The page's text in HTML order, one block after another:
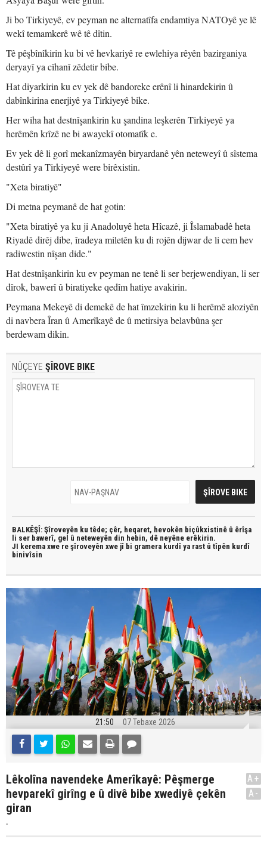
Ji bo Tirkiyeyê, ev peyman ne alternatîfa endamtiya NATOyê ye lê
wekî temamkerê wê tê dîtin.
Tê pêşbînîkirin ku bi vê hevkariyê re ewlehiya rêyên bazirganiya
deryayî ya cîhanî zêdetir bibe.
Hat diyarkirin ku ev yek dê bandoreke erênî li hinardekirin û
dabînkirina enerjiyê ya Tirkiyeyê bike.
Her wiha hat destnîşankirin ku şandina leşkerên Tirkiyeyê ya
herêmên krîzê ne bi awayekî otomatîk e.
Ev yek dê li gorî mekanîzmayên biryardanê yên neteweyî û sîstema
destûrî ya Tirkiyeyê were birêxistin.
"Xeta biratiyê"
Di metna peymanê de hat gotin:
"Xeta biratiyê ya ku ji Anadoluyê heta Hîcazê, ji Îslamabadê heta
Riyadê dirêj dibe, îradeya miletên ku di rojên dijwar de li cem hev
radiwestin nîşan dide."
Hat destnîşankirin ku ev peyman ne tenê li ser berjewendiyan, li ser
dîrok, bawerî û biratiyeke qedîm hatiye avakirin.
Peymana Mekeyê di demekê de hat îmzekirin ku li herêmê aloziyên
di navbera Îran û Amerîkayê de û metirsiya belavbûna şer
berdewam dikin.
NÛÇEYE ŞÎROVE BIKE
BALKÊŞÎ: Şîroveyên ku têde; çêr, heqaret, hevokên biçûkxistinê û êrîşa
li ser bawerî, gel û neteweyên din hebin, dê neyêne erêkirin.
JI kerema xwe re şîroveyên xwe jî bi gramera kurdî ya rast û tîpên kurdî
binivîsin
21:50 07 Tebaxe 2026
Lêkolîna navendeke Amerîkayê: Pêşmerge
hevparekî girîng e û divê bibe xwediyê çekên
giran
.
A+
A-